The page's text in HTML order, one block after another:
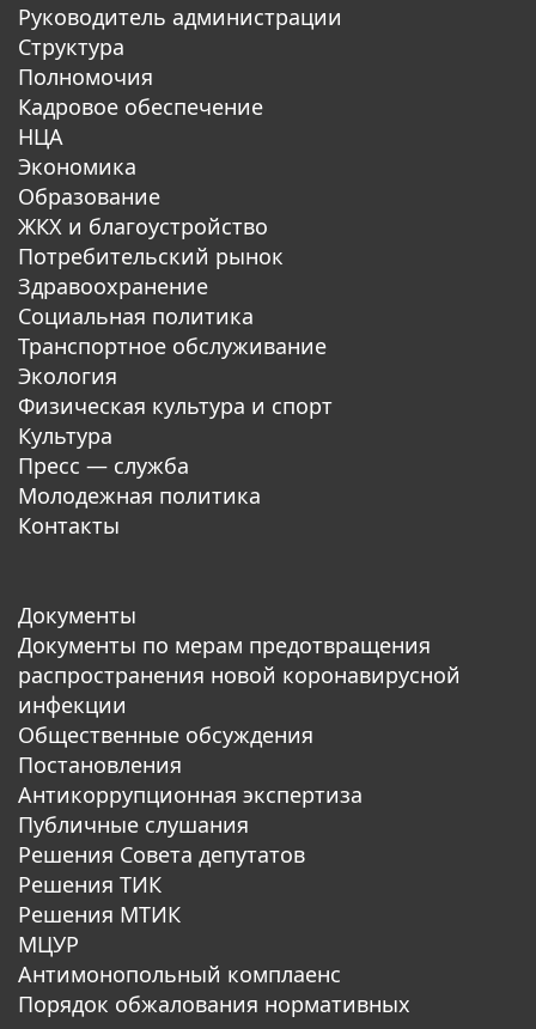
Руководитель администрации
Структура
Полномочия
Кадровое обеспечение
НЦА
Экономика
Образование
ЖКХ и благоустройство
Потребительский рынок
Здравоохранение
Социальная политика
Транспортное обслуживание
Экология
Физическая культура и спорт
Культура
Пресс — служба
Молодежная политика
Контакты
Документы
Документы по мерам предотвращения
распространения новой коронавирусной
инфекции
Общественные обсуждения
Постановления
Антикоррупционная экспертиза
Публичные слушания
Решения Совета депутатов
Решения ТИК
Решения МТИК
МЦУР
Антимонопольный комплаенс
Порядок обжалования нормативных